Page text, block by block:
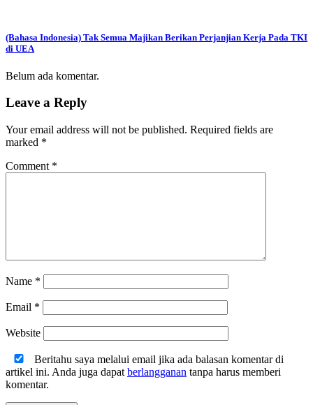
(Bahasa Indonesia) Tak Semua Majikan Berikan Perjanjian Kerja Pada TKI
di UEA
Belum ada komentar.
Leave a Reply
Your email address will not be published. Required fields are
marked *
Comment *
Name *
Email *
Website
Beritahu saya melalui email jika ada balasan komentar di
artikel ini. Anda juga dapat berlangganan tanpa harus memberi
komentar.